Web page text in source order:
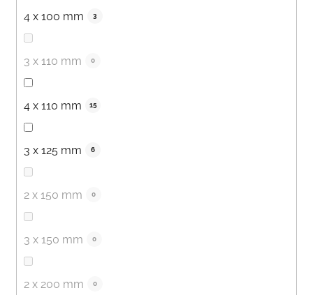
4 x 100 mm 3
3 x 110 mm 0
4 x 110 mm 15
3 x 125 mm 6
2 x 150 mm 0
3 x 150 mm 0
2 x 200 mm 0